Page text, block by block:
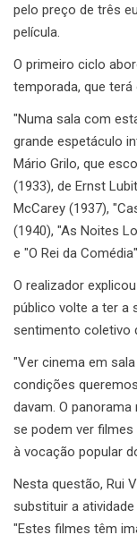
pelo preço de três
película.
O primeiro ciclo
temporada, que terá
"Numa sala com
grande espetáculo
Mário Grilo, que
(1933), de Ernst
McCarey (1937),
(1940), "As Noites
e "O Rei da
O realizador
público volte a ter a
sentimento coletivo
"Ver cinema em
condições
davam. O
se podem ver
à vocação popular
Nesta questão, Rui
substituir a
"Estes filmes têm